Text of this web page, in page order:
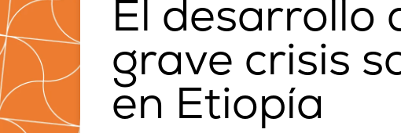
El desarrollo
grave crisis
en Etiopía